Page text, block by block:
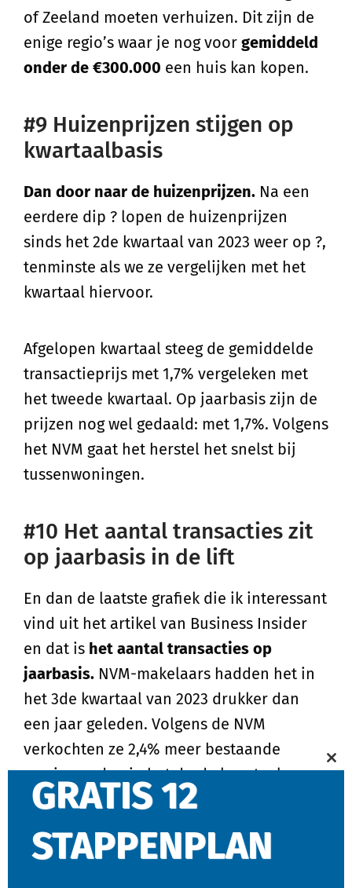
of Zeeland moeten verhuizen. Dit zijn de
enige regio’s waar je nog voor gemiddeld
onder de €300.000 een huis kan kopen.
#9 Huizenprijzen stijgen op
kwartaalbasis
Dan door naar de huizenprijzen. Na een
eerdere dip ? lopen de huizenprijzen
sinds het 2de kwartaal van 2023 weer op ?,
tenminste als we ze vergelijken met het
kwartaal hiervoor.
Afgelopen kwartaal steeg de gemiddelde
transactieprijs met 1,7% vergeleken met
het tweede kwartaal. Op jaarbasis zijn de
prijzen nog wel gedaald: met 1,7%. Volgens
het NVM gaat het herstel het snelst bij
tussenwoningen.
#10 Het aantal transacties zit
op jaarbasis in de lift
En dan de laatste grafiek die ik interessant
vind uit het artikel van Business Insider
en dat is het aantal transacties op
jaarbasis. NVM-makelaars hadden het in
het 3de kwartaal van 2023 drukker dan
een jaar geleden. Volgens de NVM
verkochten ze 2,4% meer bestaande
woningen dan in het derde kwartaal van
2022.
GRATIS 12
STAPPENPLAN